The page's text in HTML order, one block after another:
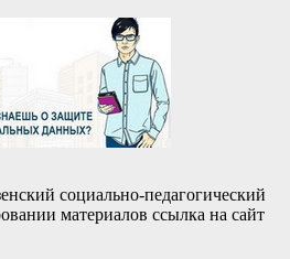
социально-педагогический
материалов ссылка на сайт